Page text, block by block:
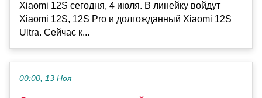
Xiaomi 12S сегодня, 4 июля. В линейку войдут
Xiaomi 12S, 12S Pro и долгожданный Xiaomi 12S
Ultra. Сейчас к...
00:00, 13 Ноя